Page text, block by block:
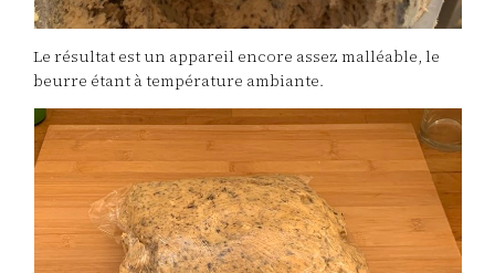
Le résultat est un appareil encore assez malléable, le
beurre étant à température ambiante.